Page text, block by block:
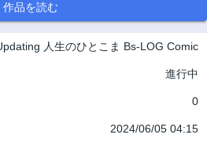
作品を読む
人生のひとこま Bs-LOG Comic
進行中
0
2024/06/05 04:15